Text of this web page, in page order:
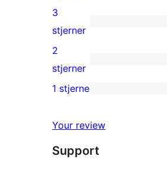
anmeldelser
4-
stjernet
anmeldelser
0
3-
stjernet
anmeldelser
3
stjerner
0
2-
anmeldelser
2
stjerner
stjernet
anmeldelse
1 stjerne
Your review
Support